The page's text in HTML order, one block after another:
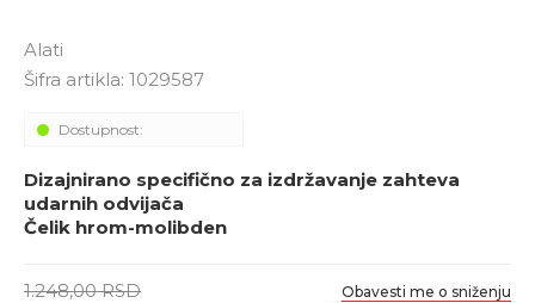
Alati
Šifra artikla: 1029587
Dostupnost:
Dizajnirano specifično za izdržavanje zahteva
udarnih odvijača
Čelik hrom-molibden
1.248,00 RSD Obavesti me o sniženju